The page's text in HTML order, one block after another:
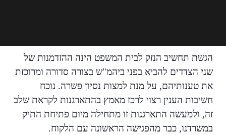
הגשת תחשיב הנזק לבית המשפט הינה ההזדמנות של
שני הצדדים להביא בפני ביהמ"ש בצורה סדורה ומרוכזת
את טענותיהם, על מנת למצות נסיון פשרה. נוכח
חשיבות הענין רצוי לרכז מאמץ בהתארגנות לקראת שלב
זה, ולמעשה התארגנות זו מתחילה מיום פתיחת התיק
במשרדנו, כבר מהפגישה הראשונה עם הלקוח.